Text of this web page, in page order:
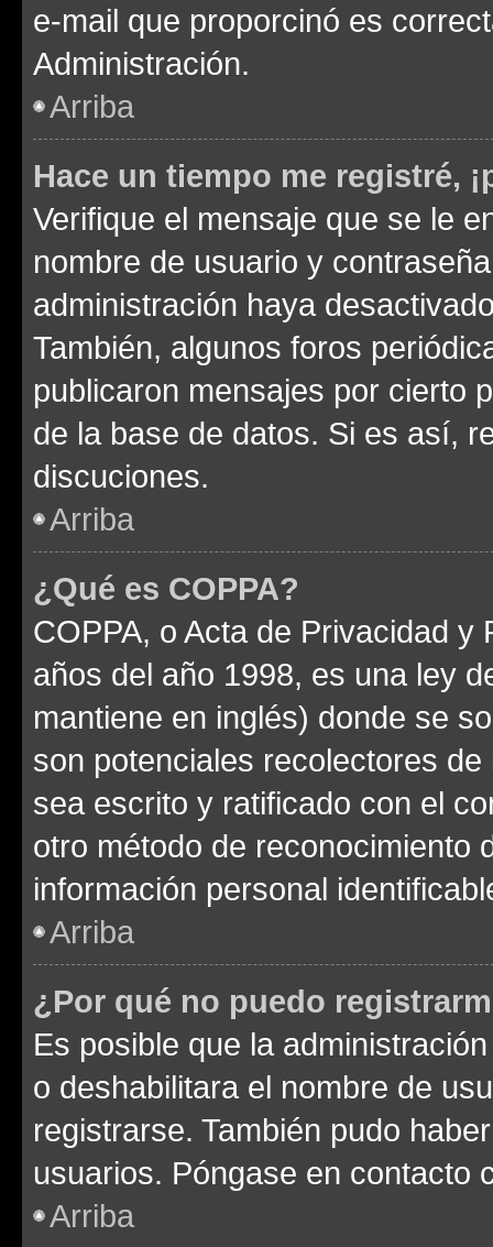
e-mail que proporcinó es
Administración.
Arriba
Hace un tiempo me registré,
Verifique el mensaje que se le
nombre de usuario y
administración haya
También, algunos foros
publicaron mensajes por cierto
de la base de datos. Si es así,
discuciones.
Arriba
¿Qué es COPPA?
COPPA, o Acta de Privacidad
años del año 1998, es una ley
mantiene en inglés) donde se
son potenciales recolectores
sea escrito y ratificado con el
otro método de reconocimiento
información personal
Arriba
¿Por qué no puedo
Es posible que la
o deshabilitara el nombre de
registrarse. También pudo
usuarios. Póngase en contacto
Arriba